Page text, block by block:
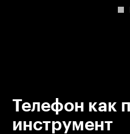
Телефон как
инструмент